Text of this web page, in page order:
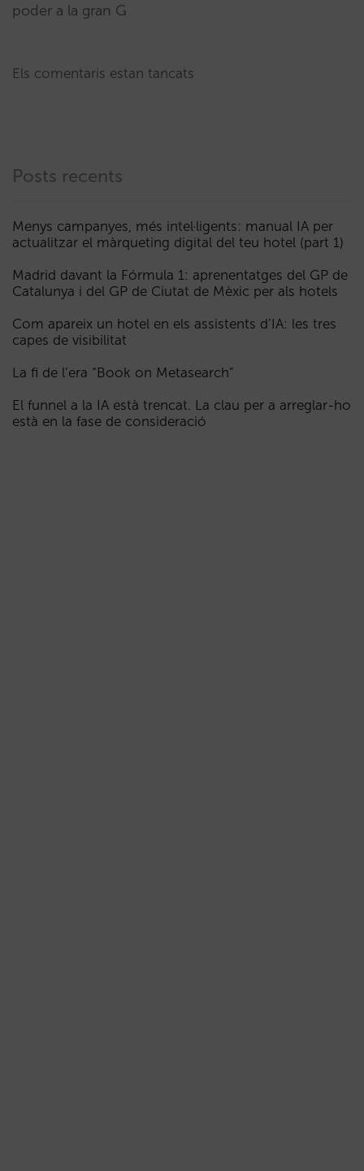
poder a la gran G
Els comentaris estan tancats
Posts recents
Menys campanyes, més intel·ligents: manual IA per
actualitzar el màrqueting digital del teu hotel (part 1)
Madrid davant la Fórmula 1: aprenentatges del GP de
Catalunya i del GP de Ciutat de Mèxic per als hotels
Com apareix un hotel en els assistents d’IA: les tres
capes de visibilitat
La fi de l’era “Book on Metasearch”
El funnel a la IA està trencat. La clau per a arreglar-ho
està en la fase de consideració